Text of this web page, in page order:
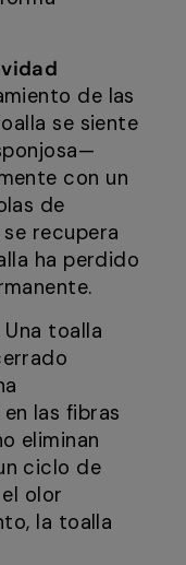
de las
se siente
con un
de
recupera
ha perdido
Una toalla
las fibras
eliminan
ciclo de
olor
la toalla